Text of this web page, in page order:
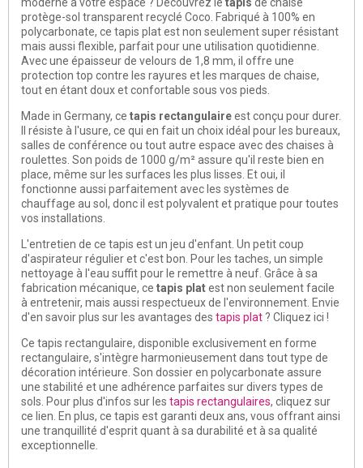
protège-sol transparent recyclé Coco. Fabriqué à 100% en
polycarbonate, ce tapis plat est non seulement super résistant
mais aussi flexible, parfait pour une utilisation quotidienne.
Avec une épaisseur de velours de 1,8 mm, il offre une
protection top contre les rayures et les marques de chaise,
tout en étant doux et confortable sous vos pieds.
Made in Germany, ce tapis rectangulaireest conçu pour durer.
Il résiste à l'usure, ce qui en fait un choix idéal pour les bureaux,
salles de conférence ou tout autre espace avec des chaises à
roulettes. Son poids de 1000 g/m² assure qu'il reste bien en
place, même sur les surfaces les plus lisses. Et oui, il
fonctionne aussi parfaitement avec les systèmes de
chauffage au sol, donc il est polyvalent et pratique pour toutes
vos installations.
L'entretien de ce tapis est un jeu d'enfant. Un petit coup
d'aspirateur régulier et c'est bon. Pour les taches, un simple
nettoyage à l'eau suffit pour le remettre à neuf. Grâce à sa
fabrication mécanique, ce tapis platest non seulement facile
à entretenir, mais aussi respectueux de l'environnement. Envie
d'en savoir plus sur les avantages des tapis plat ? Cliquez ici !
Ce tapis rectangulaire, disponible exclusivement en forme
rectangulaire, s'intègre harmonieusement dans tout type de
décoration intérieure. Son dossier en polycarbonate assure
une stabilité et une adhérence parfaites sur divers types de
sols. Pour plus d'infos sur les tapis rectangulaires, cliquez sur
ce lien. En plus, ce tapis est garanti deux ans, vous offrant ainsi
une tranquillité d'esprit quant à sa durabilité et à sa qualité
exceptionnelle.